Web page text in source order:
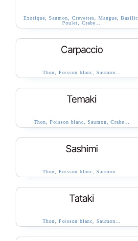
Exotique, Saumon, Crevettes, Mangue, Basilic,
Poulet, Crabe…
Carpaccio
Thon, Poisson blanc, Saumon…
Temaki
Thon, Poisson blanc, Saumon, Crabe…
Sashimi
Thon, Poisson blanc, Saumon…
Tataki
Thon, Poisson blanc, Saumon…